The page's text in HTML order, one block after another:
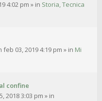
4:02 pm » in Storia, Tecnica
feb 03, 2019 4:19 pm » in Mi
confine
2018 3:03 pm » in